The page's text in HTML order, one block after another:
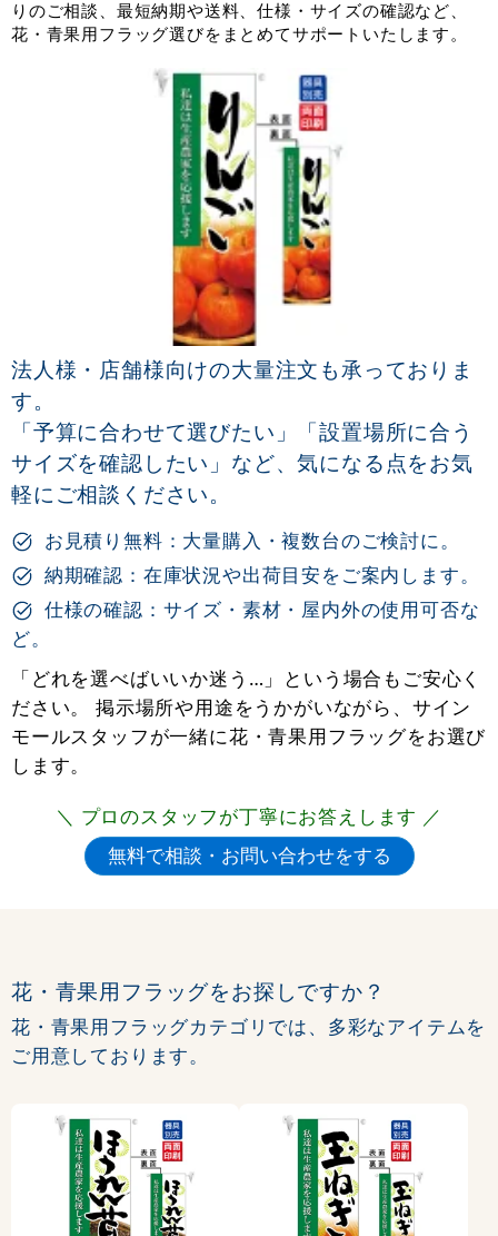
りのご相談、最短納期や送料、仕様・サイズの確認など、
花・青果用フラッグ選びをまとめてサポートいたします。
法人様・店舗様向けの大量注文も承っておりま
す。
「予算に合わせて選びたい」「設置場所に合う
サイズを確認したい」など、気になる点をお気
軽にご相談ください。
お見積り無料：大量購入・複数台のご検討に。
納期確認：在庫状況や出荷目安をご案内します。
仕様の確認：サイズ・素材・屋内外の使用可否な
ど。
「どれを選べばいいか迷う…」という場合もご安心く
ださい。 掲示場所や用途をうかがいながら、サイン
モールスタッフが一緒に花・青果用フラッグをお選び
します。
＼ プロのスタッフが丁寧にお答えします ／
花・青果用フラッグをお探しですか？
花・青果用フラッグカテゴリでは、多彩なアイテムを
ご用意しております。